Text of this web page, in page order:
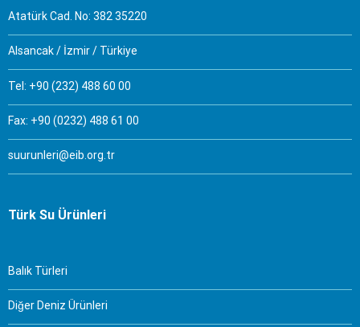
Atatürk Cad. No: 382 35220
Alsancak / İzmir / Türkiye
Tel: +90 (232) 488 60 00
Fax: +90 (0232) 488 61 00
suurunleri@eib.org.tr
Türk Su Ürünleri
Balık Türleri
Diğer Deniz Ürünleri